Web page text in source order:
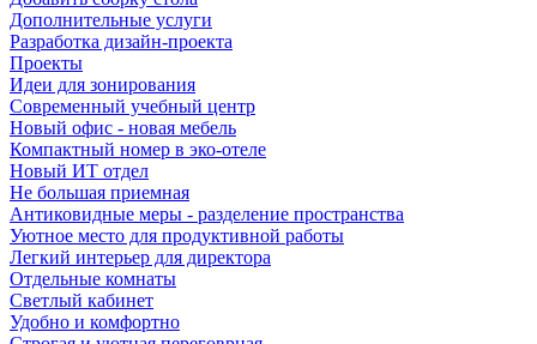
Дополнительные услуги
Разработка дизайн-проекта
Проекты
Идеи для зонирования
Современный учебный центр
Новый офис - новая мебель
Компактный номер в эко-отеле
Новый ИТ отдел
Не большая приемная
Антиковидные меры - разделение пространства
Уютное место для продуктивной работы
Легкий интерьер для директора
Отдельные комнаты
Светлый кабинет
Удобно и комфортно